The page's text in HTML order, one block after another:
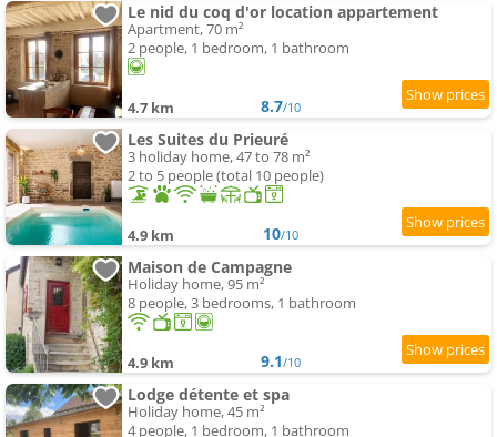
Le nid du coq d'or location appartement
Apartment, 70 m²
2 people, 1 bedroom, 1 bathroom
4.7 km 8.7/10
Les Suites du Prieuré
3 holiday home, 47 to 78 m²
2 to 5 people (total 10 people)
4.9 km 10/10
Maison de Campagne
Holiday home, 95 m²
8 people, 3 bedrooms, 1 bathroom
4.9 km 9.1/10
Lodge détente et spa
Holiday home, 45 m²
4 people, 1 bedroom, 1 bathroom